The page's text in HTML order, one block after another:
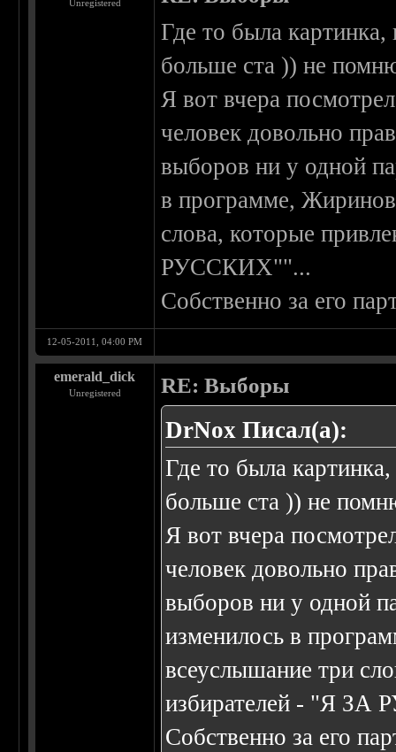
Unregistered
Где то была
больше ста )) не
Я вот вчера
человек довольно
выборов ни у одной
в программе,
слова, которые
РУССКИХ""...
Собственно за его
12-05-2011, 04:00 PM
emerald_dick
Unregistered RE: Выборы
DrNox Писал(а):
Где то была
больше ста )) не
Я вот вчера
человек довольно
выборов ни у одной
изменилось в
всеуслышание три
избирателей - "Я
Собственно за его